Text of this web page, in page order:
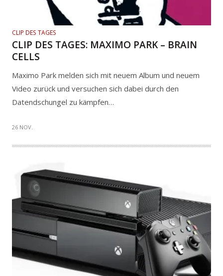
CLIP DES TAGES
CLIP DES TAGES: MAXIMO PARK – BRAIN
CELLS
Maximo Park melden sich mit neuem Album und neuem
Video zurück und versuchen sich dabei durch den
Datendschungel zu kämpfen…
26 NOV.